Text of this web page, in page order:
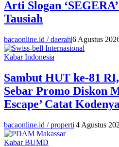
Arti Slogan
Tausiah
bacaonline.id / daerah|6 Agustus
Kabar Indonesia
​Sambut HUT ke-81
Sebar Promo Diskon
Escape’ Catat Kodenya
bacaonline.id / properti|4 Agustus
Kabar BUMD